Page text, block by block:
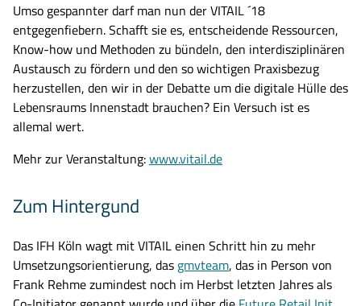
Umso gespannter darf man nun der VITAIL ´18
entgegenfiebern. Schafft sie es, entscheidende Ressourcen,
Know-how und Methoden zu bündeln, den interdisziplinären
Austausch zu fördern und den so wichtigen Praxisbezug
herzustellen, den wir in der Debatte um die digitale Hülle des
Lebensraums Innenstadt brauchen? Ein Versuch ist es
allemal wert.
Mehr zur Veranstaltung:www.vitail.de
Zum Hintergund
Das IFH Köln wagt mit VITAIL einen Schritt hin zu mehr
Umsetzungsorientierung, das gmvteam, das in Person von
Frank Rehme zumindest noch im Herbst letzten Jahres als